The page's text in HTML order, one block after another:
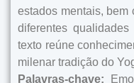
estados mentais, bem
diferentes
texto reúne
milenar tradição do
Palavras-chave: